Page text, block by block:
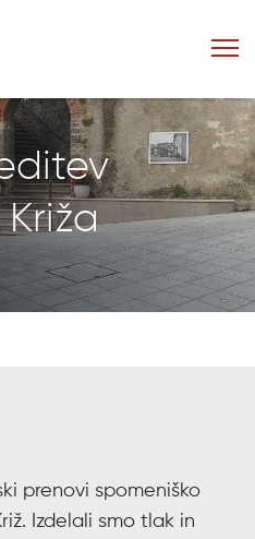
prenovi spomeniško
Izdelali smo tlak in